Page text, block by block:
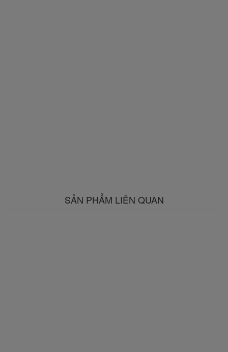
SẢN PHẨM LIÊN QUAN